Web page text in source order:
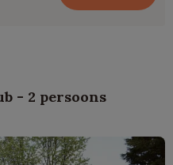
- 2 persoons